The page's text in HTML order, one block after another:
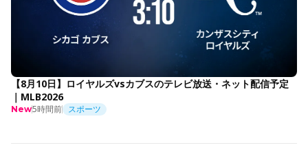
【8月10日】ロイヤルズvsカブスのテレビ放送・ネット配信予定
｜MLB2026
New5時間前 スポーツ